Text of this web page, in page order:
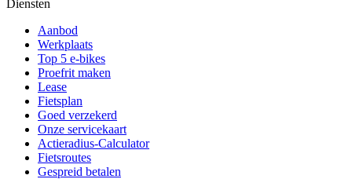
Diensten
Aanbod
Werkplaats
Top 5 e-bikes
Proefrit maken
Lease
Fietsplan
Goed verzekerd
Onze servicekaart
Actieradius-Calculator
Fietsroutes
Gespreid betalen